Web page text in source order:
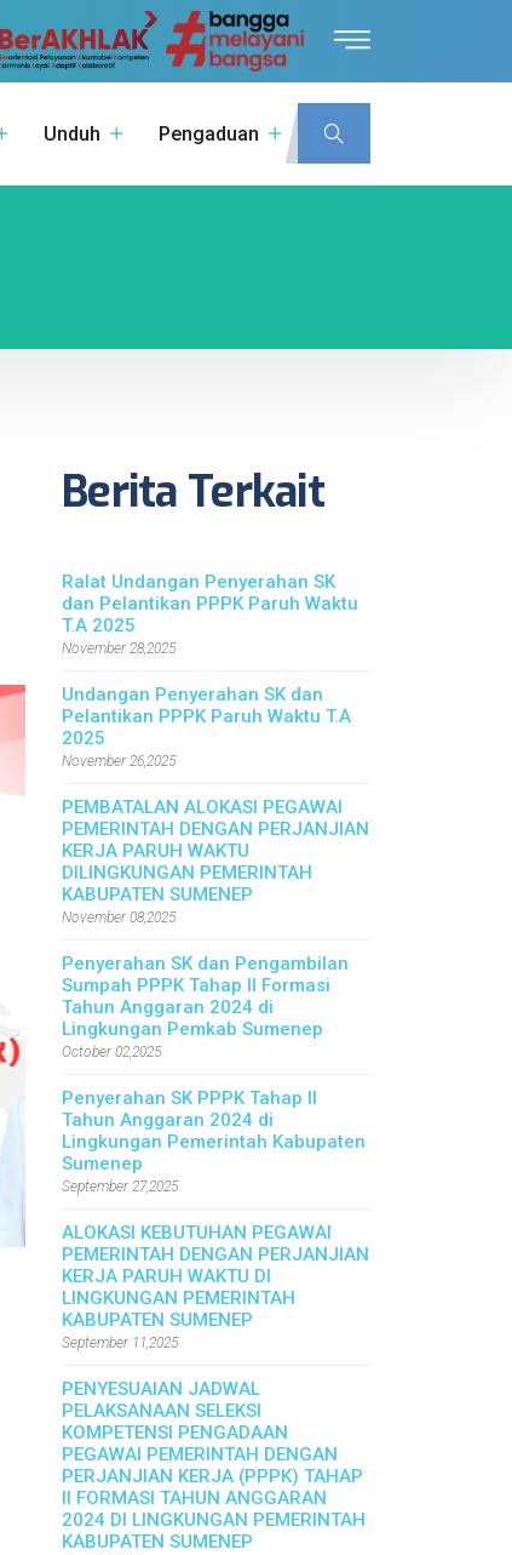
Unduh Pengaduan
Berita Terkait
Ralat Undangan Penyerahan SK
dan Pelantikan PPPK Paruh Waktu
T.A 2025
November 28,2025
Undangan Penyerahan SK dan
Pelantikan PPPK Paruh Waktu T.A
2025
November 26,2025
PEMBATALAN ALOKASI PEGAWAI
PEMERINTAH DENGAN PERJANJIAN
KERJA PARUH WAKTU
DILINGKUNGAN PEMERINTAH
KABUPATEN SUMENEP
November 08,2025
Penyerahan SK dan Pengambilan
Sumpah PPPK Tahap II Formasi
Tahun Anggaran 2024 di
Lingkungan Pemkab Sumenep
October 02,2025
Penyerahan SK PPPK Tahap II
Tahun Anggaran 2024 di
Lingkungan Pemerintah Kabupaten
Sumenep
September 27,2025
ALOKASI KEBUTUHAN PEGAWAI
PEMERINTAH DENGAN PERJANJIAN
KERJA PARUH WAKTU DI
LINGKUNGAN PEMERINTAH
KABUPATEN SUMENEP
September 11,2025
PENYESUAIAN JADWAL
PELAKSANAAN SELEKSI
KOMPETENSI PENGADAAN
PEGAWAI PEMERINTAH DENGAN
PERJANJIAN KERJA (PPPK) TAHAP
II FORMASI TAHUN ANGGARAN
2024 DI LINGKUNGAN PEMERINTAH
KABUPATEN SUMENEP